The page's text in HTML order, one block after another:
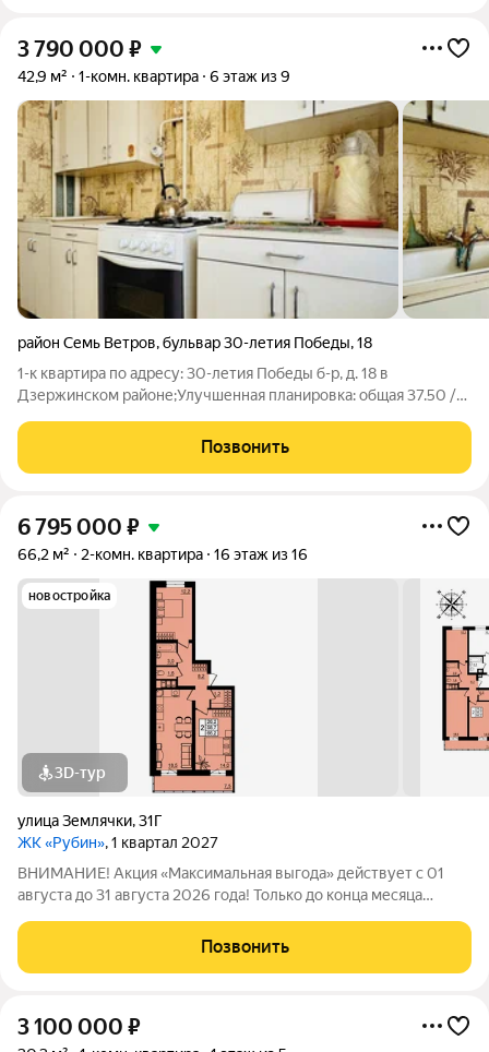
3 790 000 ₽
42,9 м² 1-комн. квартира 6 этаж из 9
район Семь Ветров,бульвар 30-летия Победы,18
1-к квартира по адресу: 30-летия Победы б-р, д. 18 в
Дзержинском районе;Улучшенная планировка: общая 37.50 /
Есть застекленная пластиком лоджияКвартира
разносторонняя, окна выходят во двор и
Позвонить
6 795 000 ₽
66,2 м² 2-комн. квартира 16 этаж из 16
новостройка
3D-тур
улица Землячки,31Г
ЖК «Рубин», 1 квартал 2027
ВНИМАНИЕ! Акция «Максимальная выгода» действует с 01
августа до 31 августа 2026 года! Только до конца месяца
уже включена в стоимость. Успейте купить до повышения! О
ЖИЛОМ КОМПЛЕКСЕ: Новый
Позвонить
3 100 000 ₽